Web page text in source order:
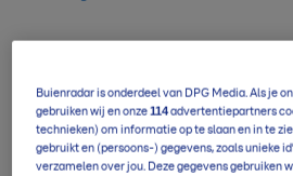
Verwachting overzicht
Buienradar is onderdeel van DPG Media. Als je
gebruiken wij en onze114advertentiepartners
technieken) om informatie op te slaan en in te
gebruikt en (persoons-) gegevens, zoals unieke
verzamelen over jou. Deze gegevens gebruiken